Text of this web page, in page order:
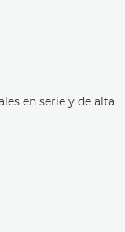
en serie y de alta